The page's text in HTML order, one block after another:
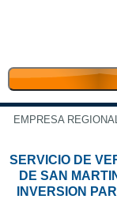
EMPRESA
SERVICIO DE
DE SAN
INVERSION